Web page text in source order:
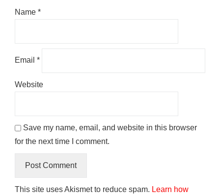
Name *
Email *
Website
Save my name, email, and website in this browser
for the next time I comment.
This site uses Akismet to reduce spam. Learn how